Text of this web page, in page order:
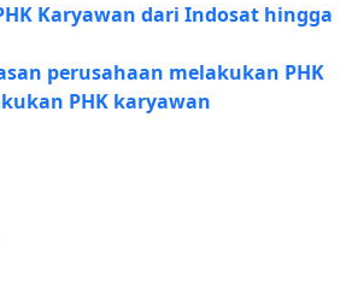
Karyawan dari Indosat hingga
perusahaan melakukan PHK
PHK karyawan